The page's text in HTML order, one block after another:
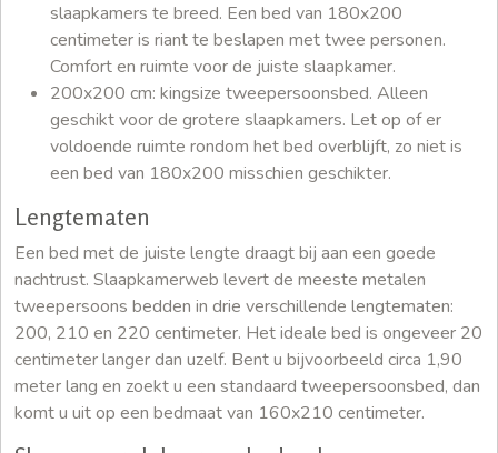
slaapkamers te breed. Een bed van 180x200
centimeter is riant te beslapen met twee personen.
Comfort en ruimte voor de juiste slaapkamer.
200x200 cm: kingsize tweepersoonsbed. Alleen
geschikt voor de grotere slaapkamers. Let op of er
voldoende ruimte rondom het bed overblijft, zo niet is
een bed van 180x200 misschien geschikter.
Lengtematen
Een bed met de juiste lengte draagt bij aan een goede
nachtrust. Slaapkamerweb levert de meeste metalen
tweepersoons bedden in drie verschillende lengtematen:
200, 210 en 220 centimeter. Het ideale bed is ongeveer 20
centimeter langer dan uzelf. Bent u bijvoorbeeld circa 1,90
meter lang en zoekt u een standaard tweepersoonsbed, dan
komt u uit op een bedmaat van 160x210 centimeter.